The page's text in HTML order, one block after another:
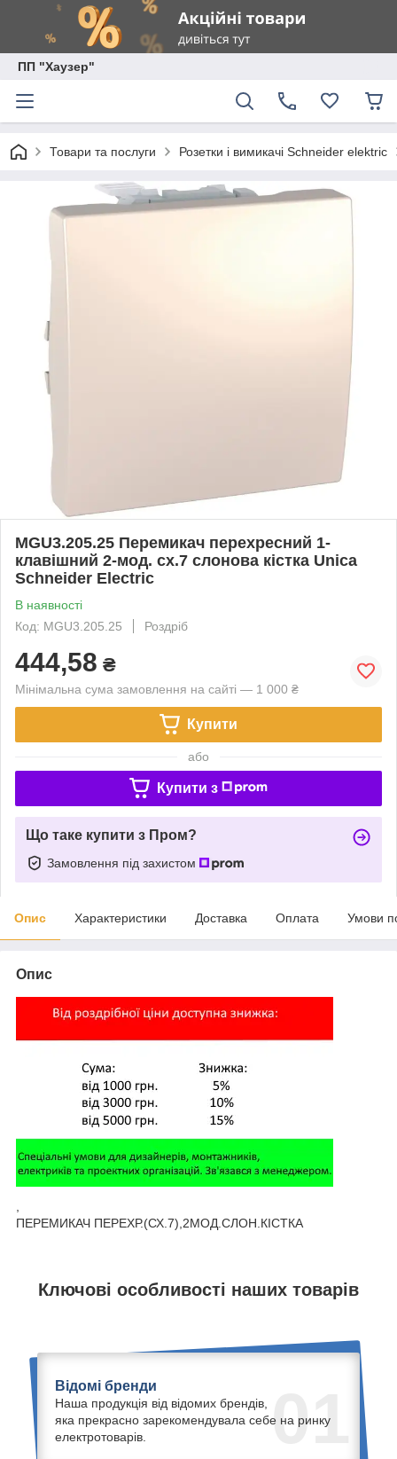
ПП "Хаузер"
Товари та послуги Розетки і вимикачі Schneider elektric
MGU3.205.25 Перемикач перехресний 1-
клавішний 2-мод. cх.7 слонова кістка Unica
Schneider Electric
В наявності
Код: MGU3.205.25
Роздріб
444,58 ₴
Мінімальна сума замовлення на сайті — 1 000 ₴
Купити
або
Купити з
Що таке купити з Пром?
Замовлення під захистом
Опис Характеристики Доставка Оплата Умови
Опис
ПЕРЕМИКАЧ ПЕРЕХР.(СХ.7),2МОД.СЛОН.КІСТКА
Ключові особливості наших товарів
01
Відомі бренди
Наша продукція від відомих брендів,
яка прекрасно зарекомендувала себе на ринку
електротоварів.